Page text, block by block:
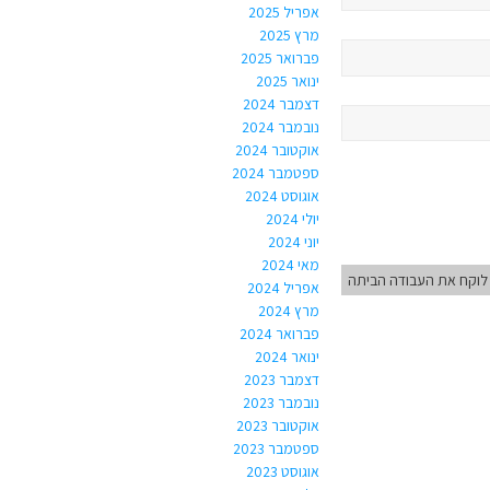
את העבודה הביתה
אפריל 2025
מרץ 2025
פברואר 2025
ינואר 2025
דצמבר 2024
נובמבר 2024
אוקטובר 2024
ספטמבר 2024
אוגוסט 2024
יולי 2024
יוני 2024
מאי 2024
אפריל 2024
מרץ 2024
פברואר 2024
ינואר 2024
דצמבר 2023
נובמבר 2023
אוקטובר 2023
ספטמבר 2023
אוגוסט 2023